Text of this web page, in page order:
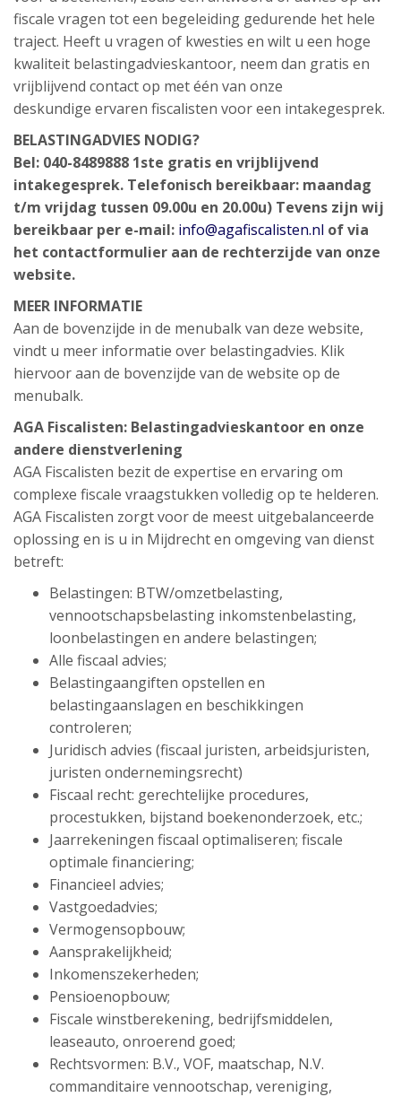
fiscale vragen tot een begeleiding gedurende het hele
traject. Heeft u vragen of kwesties en wilt u een hoge
kwaliteit belastingadvieskantoor, neem dan gratis en
vrijblijvend contact op met één van onze
deskundige ervaren fiscalisten voor een intakegesprek.
BELASTINGADVIES NODIG?
Bel: 040-8489888 1ste gratis en vrijblijvend
intakegesprek. Telefonisch bereikbaar: maandag
t/m vrijdag tussen 09.00u en 20.00u) Tevens zijn wij
bereikbaar per e-mail: info@agafiscalisten.nl of via
het contactformulier aan de rechterzijde van onze
website.
MEER INFORMATIE
Aan de bovenzijde in de menubalk van deze website,
vindt u meer informatie over belastingadvies. Klik
hiervoor aan de bovenzijde van de website op de
menubalk.
AGA Fiscalisten: Belastingadvieskantoor en onze
andere dienstverlening
AGA Fiscalisten bezit de expertise en ervaring om
complexe fiscale vraagstukken volledig op te helderen.
AGA Fiscalisten zorgt voor de meest uitgebalanceerde
oplossing en is u in Mijdrecht en omgeving van dienst
betreft:
Belastingen: BTW/omzetbelasting,
vennootschapsbelasting inkomstenbelasting,
loonbelastingen en andere belastingen;
Alle fiscaal advies;
Belastingaangiften opstellen en
belastingaanslagen en beschikkingen
controleren;
Juridisch advies (fiscaal juristen, arbeidsjuristen,
juristen ondernemingsrecht)
Fiscaal recht: gerechtelijke procedures,
procestukken, bijstand boekenonderzoek, etc.;
Jaarrekeningen fiscaal optimaliseren; fiscale
optimale financiering;
Financieel advies;
Vastgoedadvies;
Vermogensopbouw;
Aansprakelijkheid;
Inkomenszekerheden;
Pensioenopbouw;
Fiscale winstberekening, bedrijfsmiddelen,
leaseauto, onroerend goed;
Rechtsvormen: B.V., VOF, maatschap, N.V.
commanditaire vennootschap, vereniging,